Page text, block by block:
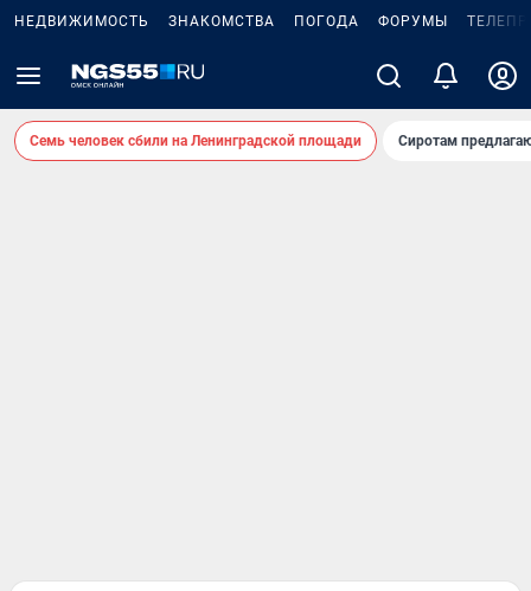
НЕДВИЖИМОСТЬ ЗНАКОМСТВА ПОГОДА ФОРУМЫ
Семь человек сбили на Ленинградской площади Сиротам